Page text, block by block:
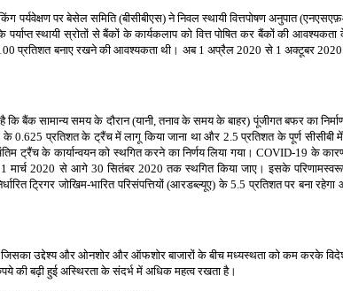
पर्यवेक्षण पर बेसेल समिति (बीसीबीएस) ने निवल स्थायी वित्तपोषण अनुपात
स्थायी स्रोतों से बैंकों के कार्यकलाप को वित्त पोषित कर बैंकों की
प्रतिशत बनाए रखने की आवश्यकता थी। अब 1 अप्रैल 2020 से 1 अक्टूबर
बैंक सामान्य समय के दौरान (यानी, तनाव के समय के बाहर) पूंजीगत बफर का
प्रतिशत के ट्रैंच में लागू किया जाना था और 2.5 प्रतिशत के पूर्ण सीसीबी में
ट्रैंच के कार्यान्वयन को स्थगित करने का निर्णय लिया गया। COVID-19 के
मार्च 2020 से आगे 30 सितंबर 2020 तक स्थगित किया जाए। इसके
ट्रिगर जोखिम-भारित परिसंपत्तियों (आरडब्ल्यूए) के 5.5 प्रतिशत पर बना
जिसका उद्देश्य और ओनशोर और ऑफशोर बाजारों के बीच मध्यस्थता को कम करके
की बढ़ी हुई अस्थिरता के संदर्भ में अधिक महत्व रखता है।